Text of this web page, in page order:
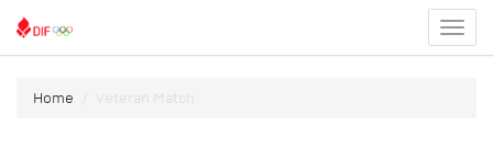
menu
Home Veteran Match